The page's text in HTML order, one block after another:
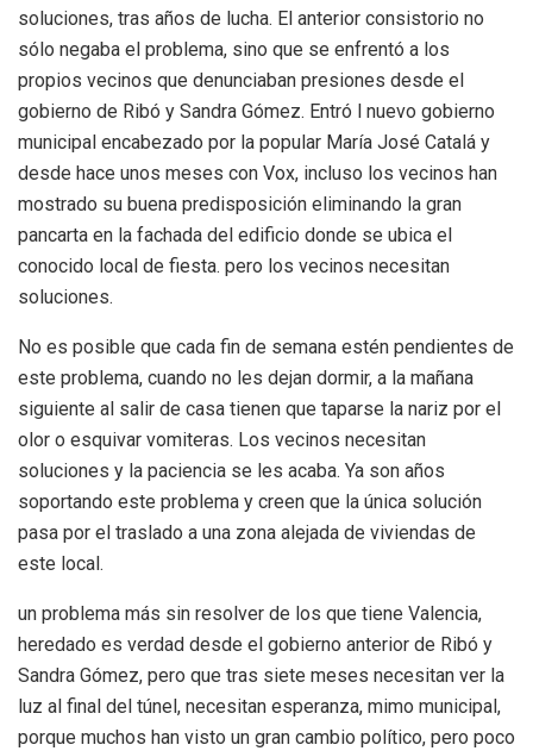
soluciones, tras años de lucha. El anterior consistorio no
sólo negaba el problema, sino que se enfrentó a los
propios vecinos que denunciaban presiones desde el
gobierno de Ribó y Sandra Gómez. Entró l nuevo gobierno
municipal encabezado por la popular María José Catalá y
desde hace unos meses con Vox, incluso los vecinos han
mostrado su buena predisposición eliminando la gran
pancarta en la fachada del edificio donde se ubica el
conocido local de fiesta. pero los vecinos necesitan
soluciones.
No es posible que cada fin de semana estén pendientes de
este problema, cuando no les dejan dormir, a la mañana
siguiente al salir de casa tienen que taparse la nariz por el
olor o esquivar vomiteras. Los vecinos necesitan
soluciones y la paciencia se les acaba. Ya son años
soportando este problema y creen que la única solución
pasa por el traslado a una zona alejada de viviendas de
este local.
un problema más sin resolver de los que tiene Valencia,
heredado es verdad desde el gobierno anterior de Ribó y
Sandra Gómez, pero que tras siete meses necesitan ver la
luz al final del túnel, necesitan esperanza, mimo municipal,
porque muchos han visto un gran cambio político, pero poco